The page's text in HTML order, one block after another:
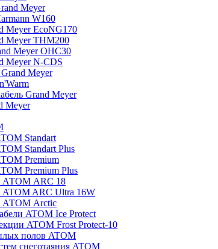
Meyer
W160
Meyer EcoNG170
Meyer THM200
Meyer OHC30
Meyer N-CDS
Meyer
Grand Meyer
Meyer
Standart
Standart Plus
Premium
Premium Plus
АТОМ ARC 18
ATOM ARC Ultra 16W
АТОМ Arctic
ATOM Ice Protect
ATOM Frost Protect-10
полов ATOM
снеготаяния ATOM